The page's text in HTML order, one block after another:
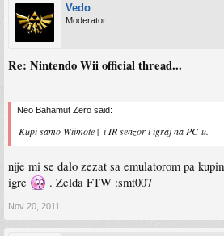
Vedo
Moderator
Re: Nintendo Wii official thread...
Neo Bahamut Zero said:
Kupi samo Wiimote+ i IR senzor i igraj na PC-u.
nije mi se dalo zezat sa emulatorom pa
igre
. Zelda FTW :smt007
Nov 20, 2011